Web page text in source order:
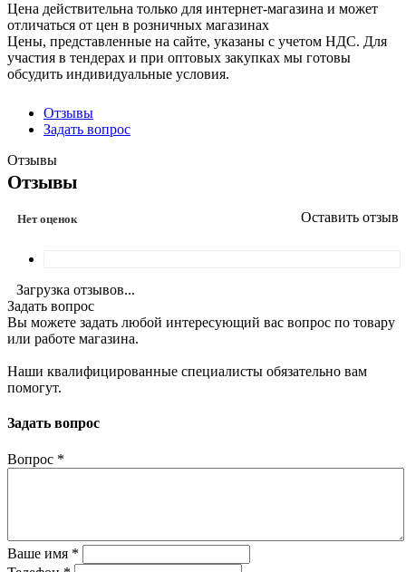
Цена действительна только для интернет-магазина и может
отличаться от цен в розничных магазинах
Цены, представленные на сайте, указаны с учетом НДС. Для
участия в тендерах и при оптовых закупках мы готовы
обсудить индивидуальные условия.
Отзывы
Задать вопрос
Отзывы
Отзывы
Нет оценок Оставить отзыв
Загрузка отзывов...
Задать вопрос
Вы можете задать любой интересующий вас вопрос по товару
или работе магазина.
Наши квалифицированные специалисты обязательно вам
помогут.
Задать вопрос
Вопрос *
Ваше имя *